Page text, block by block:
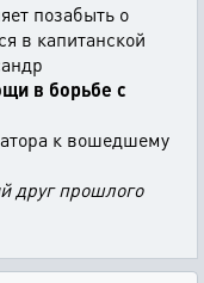
позабыть о
в капитанской
в борьбе с
к вошедшему
друг прошлого